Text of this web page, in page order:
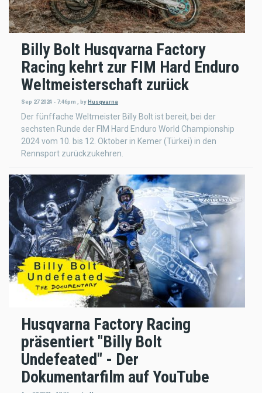
Billy Bolt Husqvarna Factory
Racing kehrt zur FIM Hard Enduro
Weltmeisterschaft zurück
Sep 27 2024 - 7:46pm byHusqvarna
Der fünffache Weltmeister Billy Bolt ist bereit, bei der
sechsten Runde der FIM Hard Enduro World Championship
2024 vom 10. bis 12. Oktober in Kemer (Türkei) in den
Rennsport zurückzukehren.
Husqvarna Factory Racing
präsentiert "Billy Bolt
Undefeated" - Der
Dokumentarfilm auf YouTube